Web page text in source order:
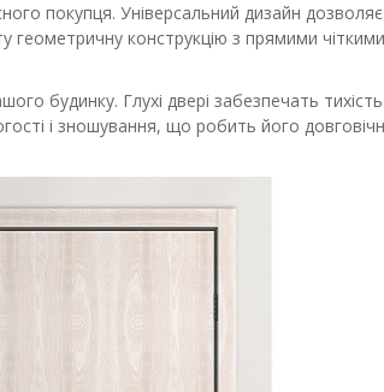
покупця. Універсальний дизайн
конструкцію з прямими
будинку. Глухі двері забезпечать
і зношування, що робить його